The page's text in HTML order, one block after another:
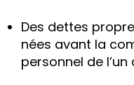
Des dettes
nées avant la
personnel de l’un